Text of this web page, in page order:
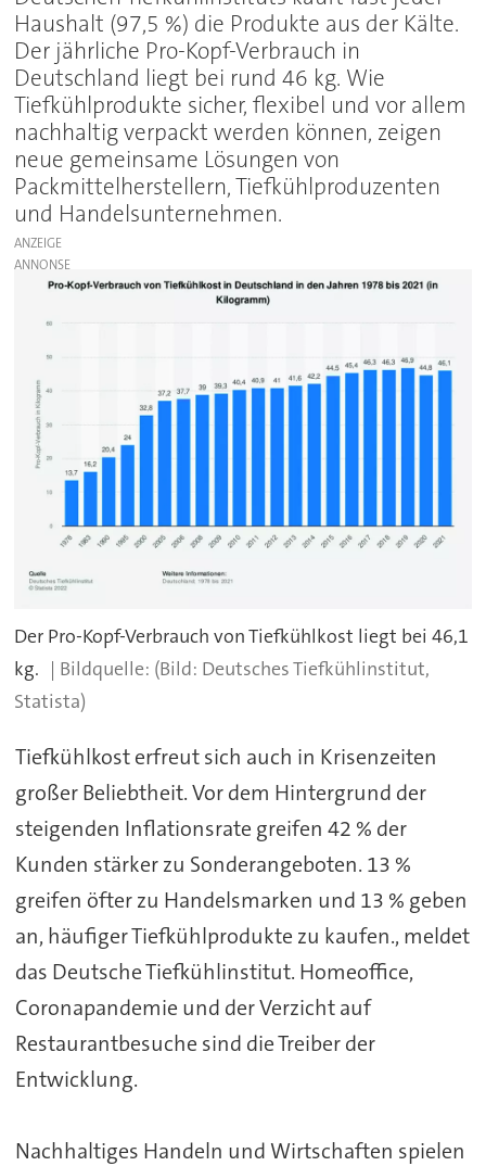
Haushalt (97,5 %) die Produkte aus der Kälte.
Der jährliche Pro-Kopf-Verbrauch in
Deutschland liegt bei rund 46 kg. Wie
Tiefkühlprodukte sicher, flexibel und vor allem
nachhaltig verpackt werden können, zeigen
neue gemeinsame Lösungen von
Packmittelherstellern, Tiefkühlproduzenten
und Handelsunternehmen.
ANZEIGE
Der Pro-Kopf-Verbrauch von Tiefkühlkost liegt bei 46,1
kg.
(Bild: Deutsches Tiefkühlinstitut,
Statista)
Tiefkühlkost erfreut sich auch in Krisenzeiten
großer Beliebtheit. Vor dem Hintergrund der
steigenden Inflationsrate greifen 42 % der
Kunden stärker zu Sonderangeboten. 13 %
greifen öfter zu Handelsmarken und 13 % geben
an, häufiger Tiefkühlprodukte zu kaufen., meldet
das Deutsche Tiefkühlinstitut. Homeoffice,
Coronapandemie und der Verzicht auf
Restaurantbesuche sind die Treiber der
Entwicklung.
Nachhaltiges Handeln und Wirtschaften spielen